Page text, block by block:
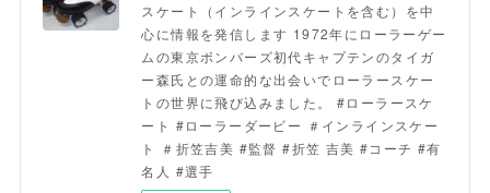
スケート（インラインスケートを含む）を中
心に情報を発信します 1972年にローラーゲー
ムの東京ボンバーズ初代キャプテンのタイガ
ー森氏との運命的な出会いでローラースケー
トの世界に飛び込みました。 #ローラースケ
ート #ローラーダービー ＃インラインスケー
ト ＃折笠吉美 #監督 #折笠 吉美 #コーチ #有
名人 #選手